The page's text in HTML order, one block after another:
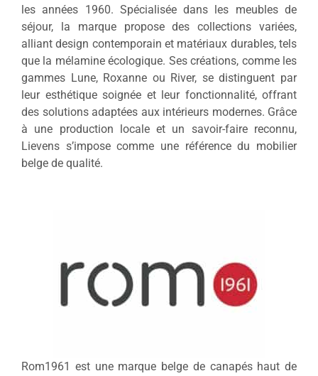
les années 1960. Spécialisée dans les meubles de
séjour, la marque propose des collections variées,
alliant design contemporain et matériaux durables, tels
que la mélamine écologique. Ses créations, comme les
gammes Lune, Roxanne ou River, se distinguent par
leur esthétique soignée et leur fonctionnalité, offrant
des solutions adaptées aux intérieurs modernes. Grâce
à une production locale et un savoir-faire reconnu,
Lievens s’impose comme une référence du mobilier
belge de qualité.
Rom1961 est une marque belge de canapés haut de